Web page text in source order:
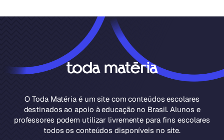
O Toda Matéria é um site com conteúdos escolares
destinados ao apoio à educação no Brasil. Alunos e
professores podem utilizar livremente para fins escolares
todos os conteúdos disponíveis no site.